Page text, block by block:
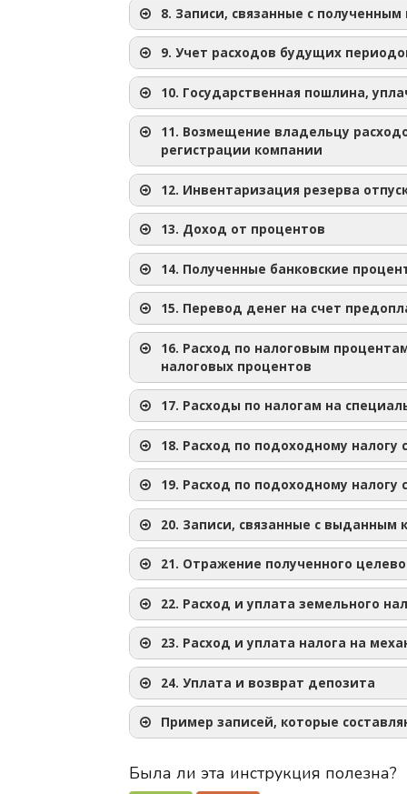
На дату взноса паевого капитала
b) компания с ограниченной
срок взноса установлен
На дату взноса паевого капитала
8. Записи, связанные с
9. Учет расходов будущих
10. Государственная пошлина,
11. Возмещение владельцу
регистрации компании
12. Инвентаризация резерва
13. Доход от процентов
14. Полученные банковские
15. Перевод денег на счет
16. Расход по налоговым
налоговых процентов
17. Расходы по налогам на
18. Расход по подоходному налогу
19. Расход по подоходному
20. Записи, связанные с выданным
●
21. Отражение полученного
22. Расход и уплата земельного
23. Расход и уплата налога на
24. Уплата и возврат депозита
Пример записей, которые
Была ли эта инструкция полезна?